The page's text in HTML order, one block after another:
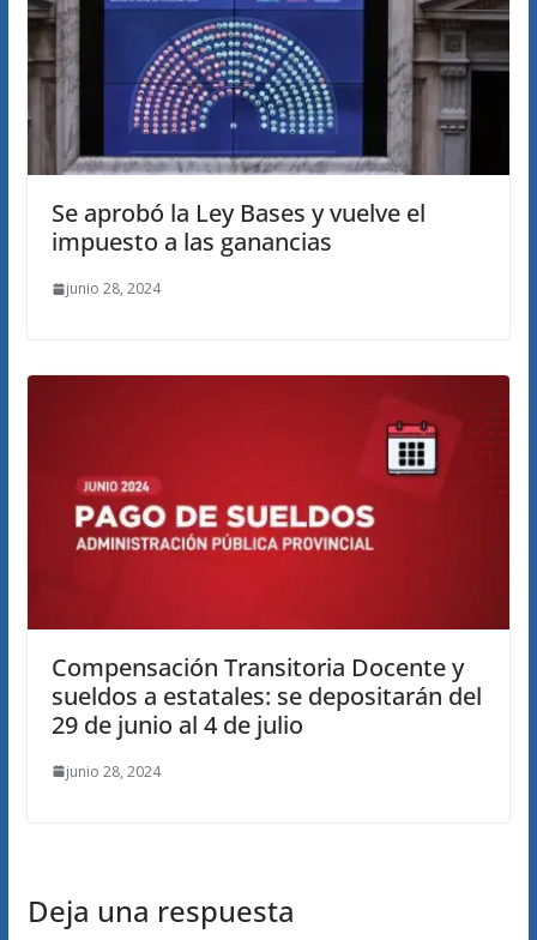
Se aprobó la Ley Bases y vuelve el
impuesto a las ganancias
junio 28, 2024
Compensación Transitoria Docente y
sueldos a estatales: se depositarán del
29 de junio al 4 de julio
junio 28, 2024
Deja una respuesta